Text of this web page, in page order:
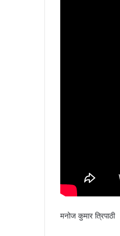
मनोज कुमार त्रिपाठी